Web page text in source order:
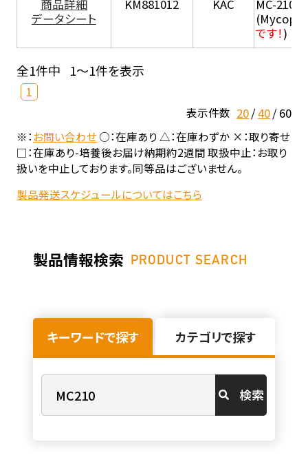
商品詳細
データシート
KM881012 KAC
MC-210 (
です！)
全1件中 1～1件を表示
1
表示件数 20 40 60
※：お問い合わせ○：在庫あり △：在庫わずか ×：取り寄せ
□：在庫あり-培養後お届け納期約2週間 取扱中止：お取り
扱いを中止しております。同等品はございません。
製品発送スケジュールについてはこちら
製品情報検索 PRODUCT SEARCH
キーワードで探す カテゴリで探す
検索